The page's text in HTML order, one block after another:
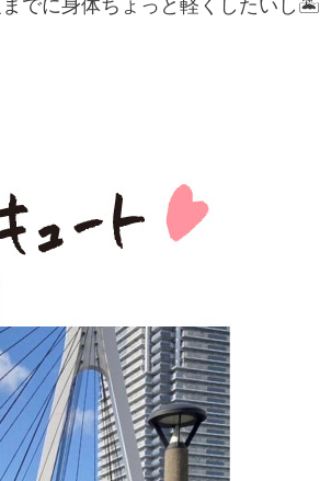
でに身体ちょっと軽くしたいし🏝